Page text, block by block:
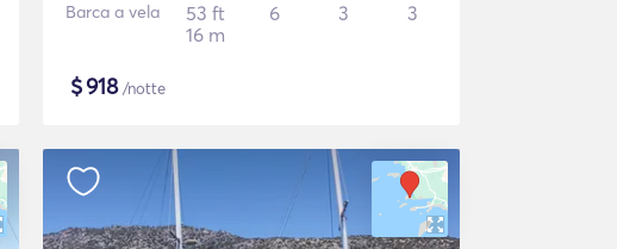
Barca a vela
53 ft
16 m
6 3 3
$918/notte